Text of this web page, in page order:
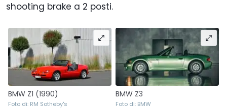
shooting brake a 2 posti.
BMW Z1 (1990)
Foto di: RM Sotheby's
BMW Z3
Foto di: BMW